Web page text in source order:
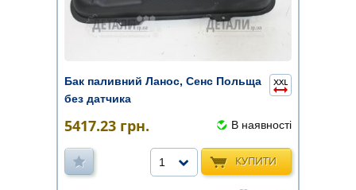
Бак паливний Ланос, Сенс Польща
без датчика
5417.23 грн. В наявності
КУПИТИ
1